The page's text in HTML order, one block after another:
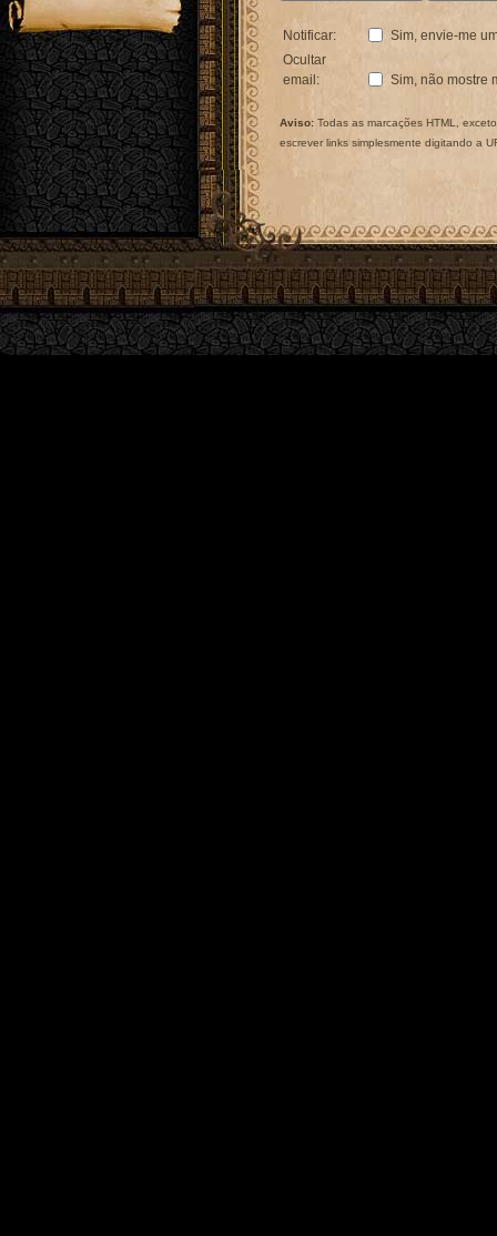
Notificar:
Sim, envie-me
Ocultar
email:
Sim, não mostre
Aviso: Todas as marcações HTML,
escrever links simplesmente digitando a